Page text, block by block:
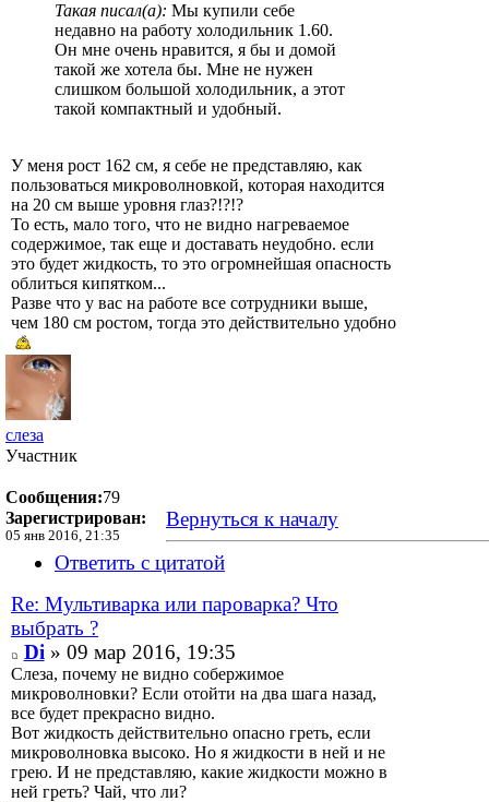
Такая писал(а): Мы купили себе
недавно на работу холодильник 1.60.
Он мне очень нравится, я бы и домой
такой же хотела бы. Мне не нужен
слишком большой холодильник, а этот
такой компактный и удобный.
У меня рост 162 см, я себе не представляю, как
пользоваться микроволновкой, которая находится
на 20 см выше уровня глаз?!?!?
То есть, мало того, что не видно нагреваемое
содержимое, так еще и доставать неудобно. если
это будет жидкость, то это огромнейшая опасность
облиться кипятком...
Разве что у вас на работе все сотрудники выше,
чем 180 см ростом, тогда это действительно удобно
слеза
Участник
Сообщения:79
Зарегистрирован:
05 янв 2016, 21:35
Вернуться к началу
Ответить с цитатой
Re: Мультиварка или пароварка? Что
выбрать ?
Di » 09 мар 2016, 19:35
Слеза, почему не видно собержимое
микроволновки? Если отойти на два шага назад,
все будет прекрасно видно.
Вот жидкость действительно опасно греть, если
микроволновка высоко. Но я жидкости в ней и не
грею. И не представляю, какие жидкости можно в
ней греть? Чай, что ли?